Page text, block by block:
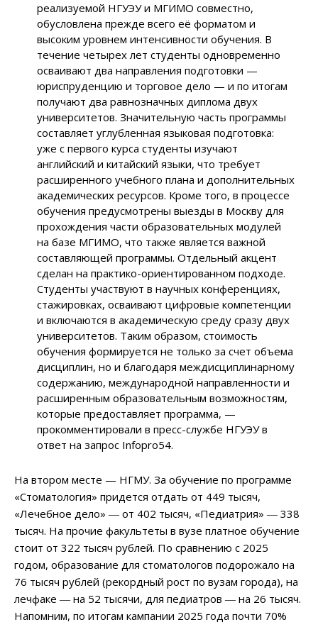
реализуемой НГУЭУ и МГИМО совместно,
обусловлена прежде всего её форматом и
высоким уровнем интенсивности обучения. В
течение четырех лет студенты одновременно
осваивают два направления подготовки —
юриспруденцию и торговое дело — и по итогам
получают два равнозначных диплома двух
университетов. Значительную часть программы
составляет углубленная языковая подготовка:
уже с первого курса студенты изучают
английский и китайский языки, что требует
расширенного учебного плана и дополнительных
академических ресурсов. Кроме того, в процессе
обучения предусмотрены выезды в Москву для
прохождения части образовательных модулей
на базе МГИМО, что также является важной
составляющей программы. Отдельный акцент
сделан на практико-ориентированном подходе.
Студенты участвуют в научных конференциях,
стажировках, осваивают цифровые компетенции
и включаются в академическую среду сразу двух
университетов. Таким образом, стоимость
обучения формируется не только за счет объема
дисциплин, но и благодаря междисциплинарному
содержанию, международной направленности и
расширенным образовательным возможностям,
которые предоставляет программа, —
прокомментировали в пресс-службе НГУЭУ в
ответ на запрос Infopro54.
На втором месте — НГМУ. За обучение по программе
«Стоматология» придется отдать от 449 тысяч,
«Лечебное дело» ― от 402 тысяч, «Педиатрия» ― 338
тысяч. На прочие факультеты в вузе платное обучение
стоит от 322 тысяч рублей. По сравнению с 2025
годом, образование для стоматологов подорожало на
76 тысяч рублей (рекордный рост по вузам города), на
лечфаке ― на 52 тысячи, для педиатров ― на 26 тысяч.
Напомним, по итогам кампании 2025 года почти 70%